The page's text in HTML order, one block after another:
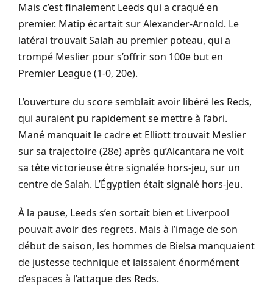
Mais c’est finalement Leeds qui a craqué en
premier. Matip écartait sur Alexander-Arnold. Le
latéral trouvait Salah au premier poteau, qui a
trompé Meslier pour s’offrir son 100e but en
Premier League (1-0, 20e).
L’ouverture du score semblait avoir libéré les Reds,
qui auraient pu rapidement se mettre à l’abri.
Mané manquait le cadre et Elliott trouvait Meslier
sur sa trajectoire (28e) après qu’Alcantara ne voit
sa tête victorieuse être signalée hors-jeu, sur un
centre de Salah. L’Égyptien était signalé hors-jeu.
À la pause, Leeds s’en sortait bien et Liverpool
pouvait avoir des regrets. Mais à l’image de son
début de saison, les hommes de Bielsa manquaient
de justesse technique et laissaient énormément
d’espaces à l’attaque des Reds.